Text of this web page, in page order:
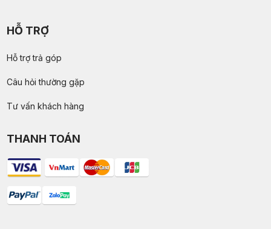
HỖ TRỢ
Hỗ trợ trả góp
Câu hỏi thường gặp
Tư vấn khách hàng
THANH TOÁN